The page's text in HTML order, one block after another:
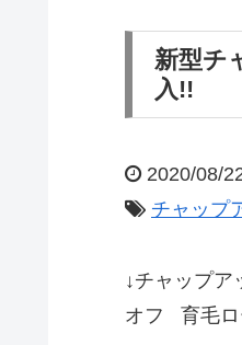
新型チ
入!!
2020/08/
チャップ
↓チャップ
オフ 育毛ロ